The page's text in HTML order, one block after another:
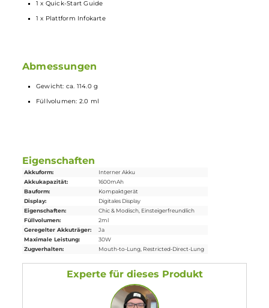
2.0 ml Tankvolumen
Komfortables Top-Fill mit Silikonverschluss seitlich am
Ergonomisches und lippenfreundliches Entenschnabel-
Oxva Xlim SQ Pro 2 Pod
1 x Oxva Xlim Top-FillErsatz-Pod
1 x Oxva Xlim Top-FillErsatz-Pod
1 x USB Typ-C Ladekabel
1 x Lanyard
1 x Bedienungsanleitung
1 x Plattform Infokarte